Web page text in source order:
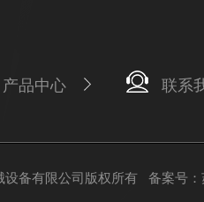
产品中心 联系
设备有限公司版权所有 备案号：